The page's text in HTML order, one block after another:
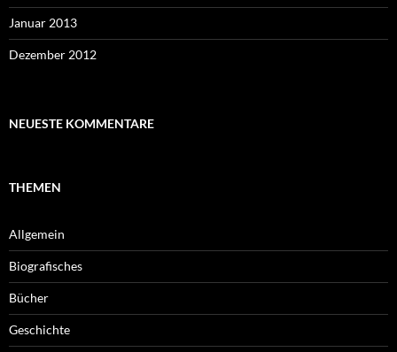
Januar 2013
Dezember 2012
NEUESTE KOMMENTARE
THEMEN
Allgemein
Biografisches
Bücher
Geschichte